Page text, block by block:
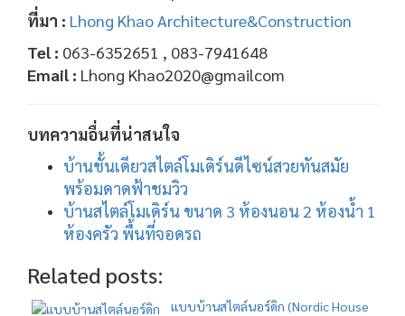
ที่มา : Lhong Khao Architecture&Construction
Tel : 063-6352651 , 083-7941648
Email : Lhong Khao2020@gmailcom
บทความอื่นที่น่าสนใจ
บ้านชั้นเดียวสไตล์โมเดิร์นดีไซน์สวยทันสมัย
พร้อมดาดฟ้าชมวิว
บ้านสไตล์โมเดิร์น ขนาด 3 ห้องนอน 2 ห้องน้ำ 1
ห้องครัว พื้นที่จอดรถ
Related posts:
แบบบ้านสไตล์นอร์ดิก (Nordic House